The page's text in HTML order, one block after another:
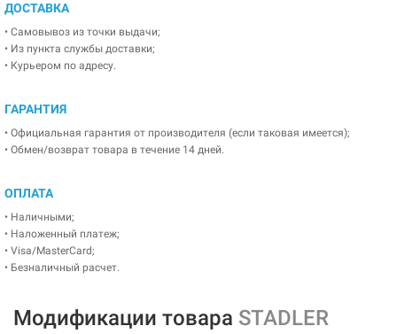
ДОСТАВКА
• Самовывоз из точки выдачи;
• Из пункта службы доставки;
• Курьером по адресу.
ГАРАНТИЯ
• Официальная гарантия от производителя (если таковая имеется);
• Обмен/возврат товара в течение 14 дней.
ОПЛАТА
• Наличными;
• Наложенный платеж;
• Visa/MasterCard;
• Безналичный расчет.
Модификации товара STADLER